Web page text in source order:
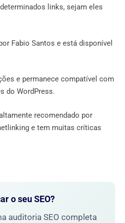
links, sejam eles
Fabio Santos e está disponível
e permanece compatível com
do WordPress.
recomendado por
e tem muitas críticas
o seu SEO?
auditoria SEO completa